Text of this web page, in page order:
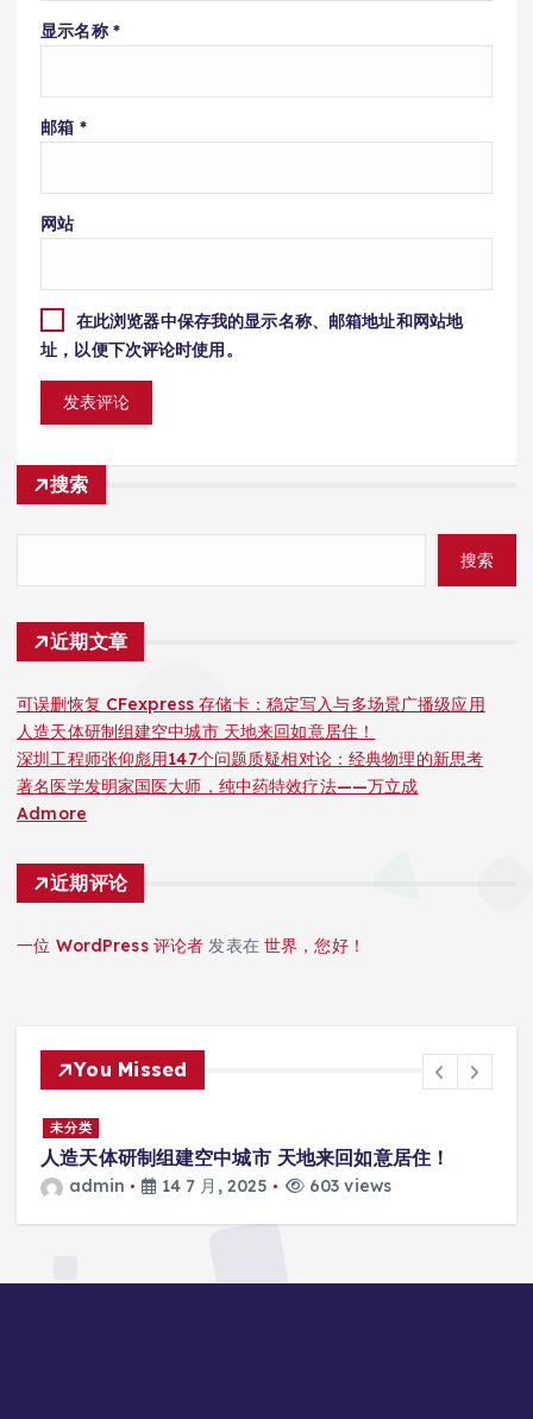
显示名称 *
邮箱 *
网站
在此浏览器中保存我的显示名称、邮箱地址和网站地
址，以便下次评论时使用。
搜索
搜索
近期文章
可误删恢复 CFexpress 存储卡：稳定写入与多场景广播级应用
人造天体研制组建空中城市 天地来回如意居住！
深圳工程师张仰彪用147个问题质疑相对论：经典物理的新思考
著名医学发明家国医大师，纯中药特效疗法——万立成
Admore
近期评论
一位 WordPress 评论者 发表在世界，您好！
You Missed
未分类
人造天体研制组建空中城市 天地来回如意居住！
admin 14 7 月, 2025 603 views